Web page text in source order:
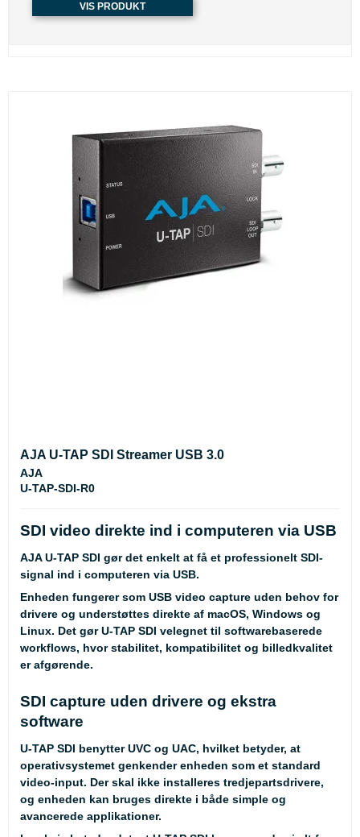
VIS PRODUKT
AJA U-TAP SDI Streamer USB 3.0
AJA
U-TAP-SDI-R0
SDI video direkte ind i computeren via USB
AJA U-TAP SDI gør det enkelt at få et professionelt SDI-
signal ind i computeren via USB.
Enheden fungerer som USB video capture uden behov for
drivere og understøttes direkte af macOS, Windows og
Linux. Det gør U-TAP SDI velegnet til softwarebaserede
workflows, hvor stabilitet, kompatibilitet og billedkvalitet
er afgørende.
SDI capture uden drivere og ekstra
software
U-TAP SDI benytter UVC og UAC, hvilket betyder, at
operativsystemet genkender enheden som et standard
video-input. Der skal ikke installeres tredjepartsdrivere,
og enheden kan bruges direkte i både simple og
avancerede applikationer.